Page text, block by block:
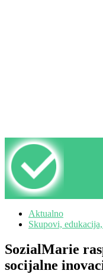
Aktualno
Skupovi,
SozialMarie
socijalne